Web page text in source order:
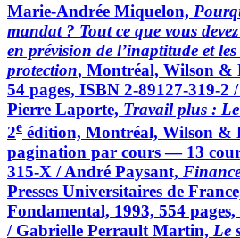
Marie-Andrée Miquelon,
mandat ? Tout ce que vous
en prévision de l’inaptitude et les
protection, Montréal, Wilson &
54 pages, ISBN 2-89127-319-2
Pierre Laporte, Travail plus :
2e édition, Montréal, Wilson &
pagination par cours — 13
315-X / André Paysant,
Presses Universitaires de
Fondamental, 1993, 554
/ Gabrielle Perrault Martin, Le